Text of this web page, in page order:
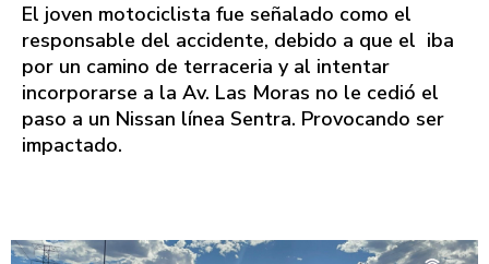
El joven motociclista fue señalado como el
responsable del accidente, debido a que el iba
por un camino de terraceria y al intentar
incorporarse a la Av. Las Moras no le cedió el
paso a un Nissan línea Sentra. Provocando ser
impactado.